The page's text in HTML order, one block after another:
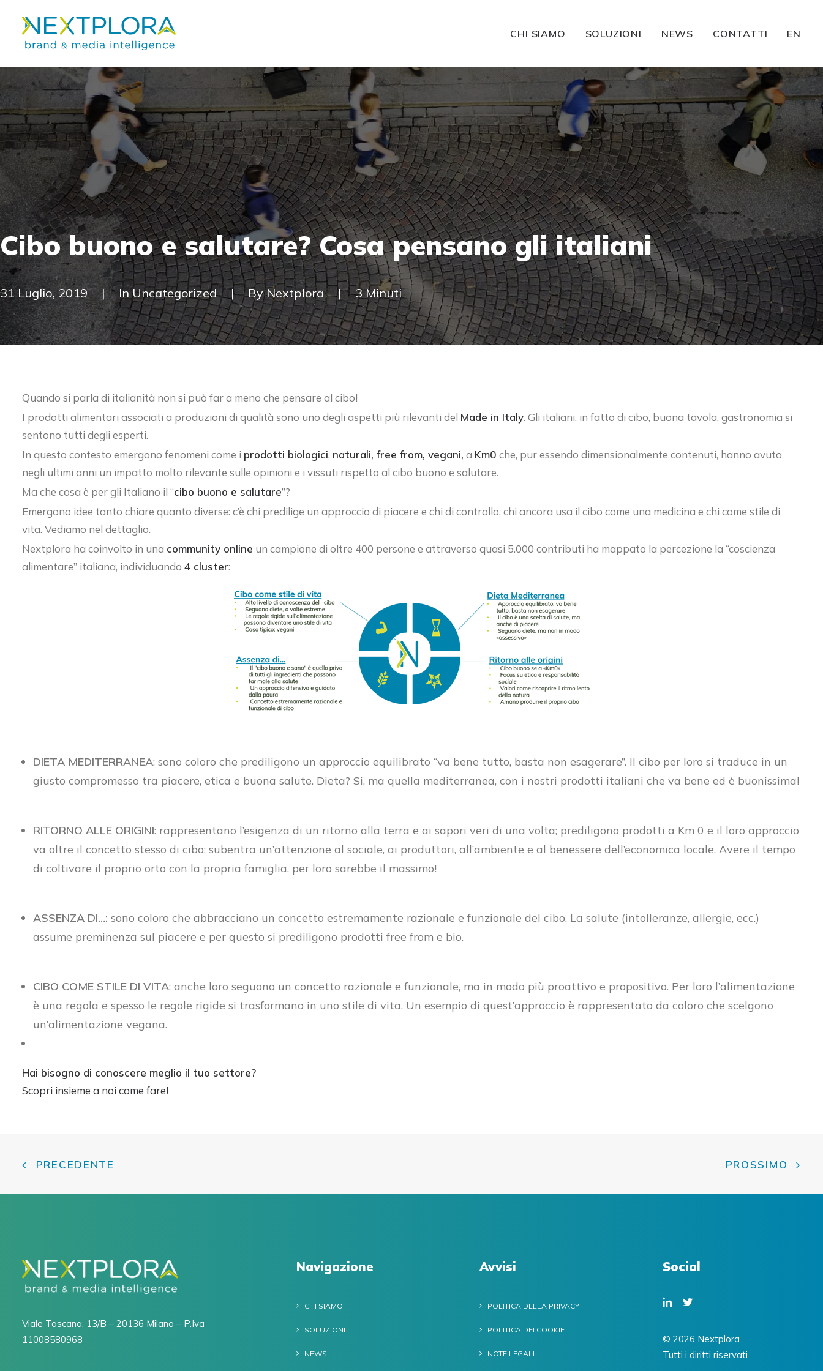
CHI SIAMO SOLUZIONI NEWS CONTATTI EN
Cibo buono e salutare? Cosa pensano gli italiani
31 Luglio, 2019 | InUncategorized | ByNextplora | 3 Minuti
Quando si parla di italianità non si può far a meno che pensare al cibo!
I prodotti alimentari associati a produzioni di qualità sono uno degli aspetti più rilevanti del Made in Italy. Gli italiani, in fatto di cibo, buona tavola, gastronomia si
sentono tutti degli esperti.
In questo contesto emergono fenomeni come i prodotti biologici, naturali, free from, vegani, a Km0 che, pur essendo dimensionalmente contenuti, hanno avuto
negli ultimi anni un impatto molto rilevante sulle opinioni e i vissuti rispetto al cibo buono e salutare.
Ma che cosa è per gli Italiano il “cibo buono e salutare”?
Emergono idee tanto chiare quanto diverse: c’è chi predilige un approccio di piacere e chi di controllo, chi ancora usa il cibo come una medicina e chi come stile di
vita. Vediamo nel dettaglio.
Nextplora ha coinvolto in una community online un campione di oltre 400 persone e attraverso quasi 5.000 contributi ha mappato la percezione la “coscienza
alimentare” italiana, individuando 4 cluster:
DIETA MEDITERRANEA: sono coloro che prediligono un approccio equilibrato “va bene tutto, basta non esagerare”. Il cibo per loro si traduce in un
giusto compromesso tra piacere, etica e buona salute. Dieta? Si, ma quella mediterranea, con i nostri prodotti italiani che va bene ed è buonissima!
RITORNO ALLE ORIGINI: rappresentano l’esigenza di un ritorno alla terra e ai sapori veri di una volta; prediligono prodotti a Km 0 e il loro approccio
va oltre il concetto stesso di cibo: subentra un’attenzione al sociale, ai produttori, all’ambiente e al benessere dell’economica locale. Avere il tempo
di coltivare il proprio orto con la propria famiglia, per loro sarebbe il massimo!
ASSENZA DI…: sono coloro che abbracciano un concetto estremamente razionale e funzionale del cibo. La salute (intolleranze, allergie, ecc.)
assume preminenza sul piacere e per questo si prediligono prodotti free from e bio.
CIBO COME STILE DI VITA: anche loro seguono un concetto razionale e funzionale, ma in modo più proattivo e propositivo. Per loro l’alimentazione
è una regola e spesso le regole rigide si trasformano in uno stile di vita. Un esempio di quest’approccio è rappresentato da coloro che scelgono
un’alimentazione vegana.
Hai bisogno di conoscere meglio il tuo settore?
Scopri insieme a noi come fare!
PRECEDENTE PROSSIMO
Viale Toscana, 13/B – 20136 Milano – P.Iva
11008580968
Navigazione
CHI SIAMO
SOLUZIONI
NEWS
Avvisi
POLITICA DELLA PRIVACY
POLITICA DEI COOKIE
NOTE LEGALI
Social
© 2026 Nextplora.
Tutti i diritti riservati